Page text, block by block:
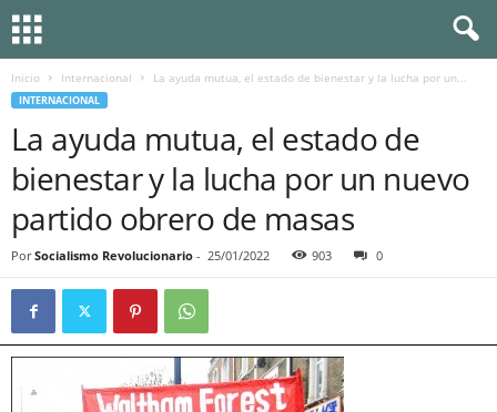
Inicio Internacional La ayuda mutua, el estado de bienestar y la lucha por un...
INTERNACIONAL
La ayuda mutua, el estado de
bienestar y la lucha por un nuevo
partido obrero de masas
Por Socialismo Revolucionario - 25/01/2022 903 0